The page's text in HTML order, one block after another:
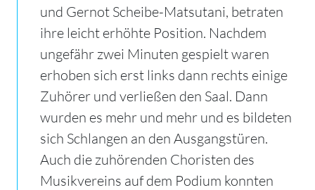
und Gernot Scheibe-Matsutani, betraten
ihre leicht erhöhte Position. Nachdem
ungefähr zwei Minuten gespielt waren
erhoben sich erst links dann rechts einige
Zuhörer und verließen den Saal. Dann
wurden es mehr und mehr und es bildeten
sich Schlangen an den Ausgangstüren.
Auch die zuhörenden Choristen des
Musikvereins auf dem Podium konnten